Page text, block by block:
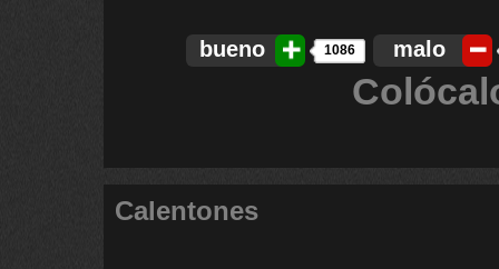
bueno 1086 malo
Calentones